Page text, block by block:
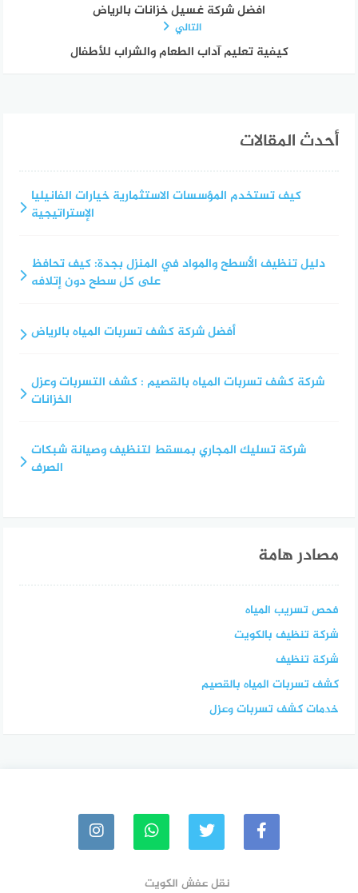
افضل شركة غسيل خزانات بالرياض
التالي
كيفية تعليم آداب الطعام والشراب للأطفال
أحدث المقالات
كيف تستخدم المؤسسات الاستثمارية خيارات الفانيليا
الإستراتيجية
دليل تنظيف الأسطح والمواد في المنزل بجدة: كيف تحافظ
على كل سطح دون إتلافه
أفضل شركة كشف تسربات المياه بالرياض
شركة كشف تسربات المياه بالقصيم : كشف التسربات وعزل
الخزانات
شركة تسليك المجاري بمسقط لتنظيف وصيانة شبكات
الصرف
مصادر هامة
فحص تسريب المياه
شركة تنظيف بالكويت
شركة تنظيف
كشف تسربات المياه بالقصيم
خدمات كشف تسربات وعزل
نقل عفش الكويت